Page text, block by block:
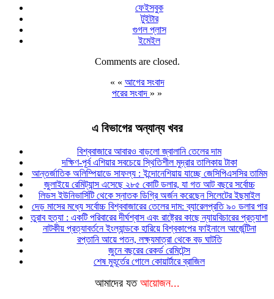
ফেইসবুক
টুইটার
গুগল প্লাস
ইমেইল
Comments are closed.
« « আগের সংবাদ
পরের সংবাদ » »
এ বিভাগের অন্যান্য খবর
বিশ্ববাজারে আবারও বাড়লো জ্বালানি তেলের দাম
দক্ষিণ-পূর্ব এশিয়ার সবচেয়ে স্থিতিশীল মুদ্রার তালিকায় টাকা
আন্তর্জাতিক অলিম্পিয়াডে সাফল্য : ইন্দোনেশিয়ায় যাচ্ছে জেসিপিএসসির তামিম
জুলাইয়ে রেমিট্যান্স এসেছে ২৮৫ কোটি ডলার, যা গত আট বছরে সর্বোচ্চ
লিডস ইউনিভার্সিটি থেকে স্নাতক ডিগ্রি অর্জন করেছেন সিলেটের ইছমাইল
দেড় মাসের মধ্যে সর্বোচ্চ বিশ্ববাজারের তেলের দাম: ব্যারেলপ্রতি ৯০ ডলার পার
তুরাব হত্যা : একটি পরিবারের দীর্ঘশ্বাস এবং রাষ্ট্রের কাছে ন্যায়বিচারের প্রত্যাশা
নাটকীয় প্রত্যাবর্তনে ইংল্যান্ডকে হারিয়ে বিশ্বকাপের ফাইনালে আর্জেন্টিনা
রপ্তানি আয়ে পতন, লক্ষ্যমাত্রা থেকে বড় ঘাটতি
জুনে বছরের রেকর্ড রেমিটেন্স
শেষ মুহূর্তের গোলে কোয়ার্টারে ব্রাজিল
আমাদের যত আয়োজন...